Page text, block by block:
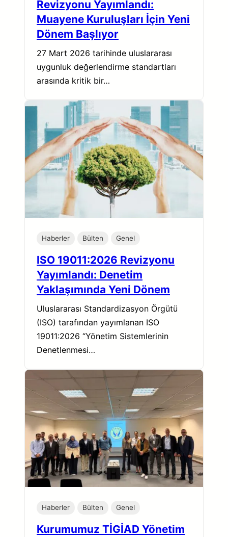
Revizyonu Yayımlandı:
Muayene Kuruluşları İçin Yeni
Dönem Başlıyor
27 Mart 2026 tarihinde uluslararası
uygunluk değerlendirme standartları
arasında kritik bir…
Haberler Bülten Genel
ISO 19011:2026 Revizyonu
Yayımlandı: Denetim
Yaklaşımında Yeni Dönem
Uluslararası Standardizasyon Örgütü
(ISO) tarafından yayımlanan ISO
19011:2026 “Yönetim Sistemlerinin
Denetlenmesi…
Haberler Bülten Genel
Kurumumuz TİGİAD Yönetim